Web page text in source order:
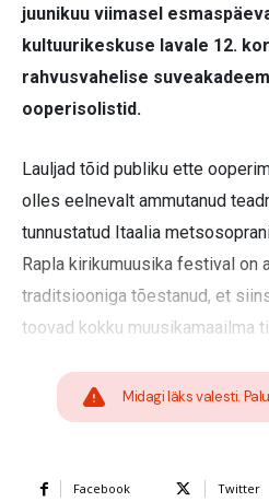
juunikuu viimasel
kultuurikeskuse lavale 12.
rahvusvahelise
ooperisolistid.
Lauljad tõid publiku ette
olles eelnevalt ammutanud
tunnustatud Itaalia
Rapla kirikumuusika festival on
traditsiooniga tõestanud, et
toovad kokku muusikamaailma
Midagi läks valesti.
Facebook Twitter